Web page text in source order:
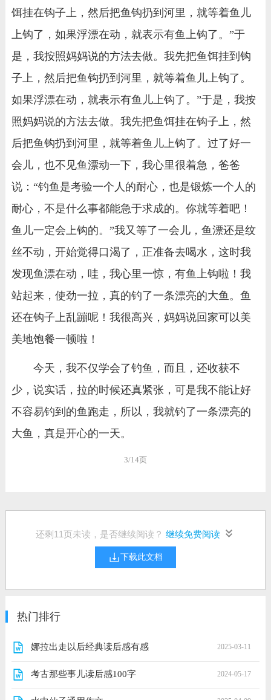
饵挂在钩子上，然后把鱼钩扔到河里，就等着鱼儿
上钩了，如果浮漂在动，就表示有鱼上钩了。”于
是，我按照妈妈说的方法去做。我先把鱼饵挂到钩
子上，然后把鱼钩扔到河里，就等着鱼儿上钩了。
如果浮漂在动，就表示有鱼儿上钩了。”于是，我按
照妈妈说的方法去做。我先把鱼饵挂在钩子上，然
后把鱼钩扔到河里，就等着鱼儿上钩了。过了好一
会儿，也不见鱼漂动一下，我心里很着急，爸爸
说：“钓鱼是考验一个人的耐心，也是锻炼一个人的
耐心，不是什么事都能急于求成的。你就等着吧！
鱼儿一定会上钩的。”我又等了一会儿，鱼漂还是纹
丝不动，开始觉得口渴了，正准备去喝水，这时我
发现鱼漂在动，哇，我心里一惊，有鱼上钩啦！我
站起来，使劲一拉，真的钓了一条漂亮的大鱼。鱼
还在钩子上乱蹦呢！我很高兴，妈妈说回家可以美
美地饱餐一顿啦！
今天，我不仅学会了钓鱼，而且，还收获不
少，说实话，拉的时候还真紧张，可是我不能让好
不容易钓到的鱼跑走，所以，我就钓了一条漂亮的
大鱼，真是开心的一天。
3/14页
还剩 11 页未读，是否继续阅读？ 继续免费阅读
下载此文档
热门排行
娜拉出走以后经典读后感有感 2025-03-11
考古那些事儿读后感100字 2024-05-17